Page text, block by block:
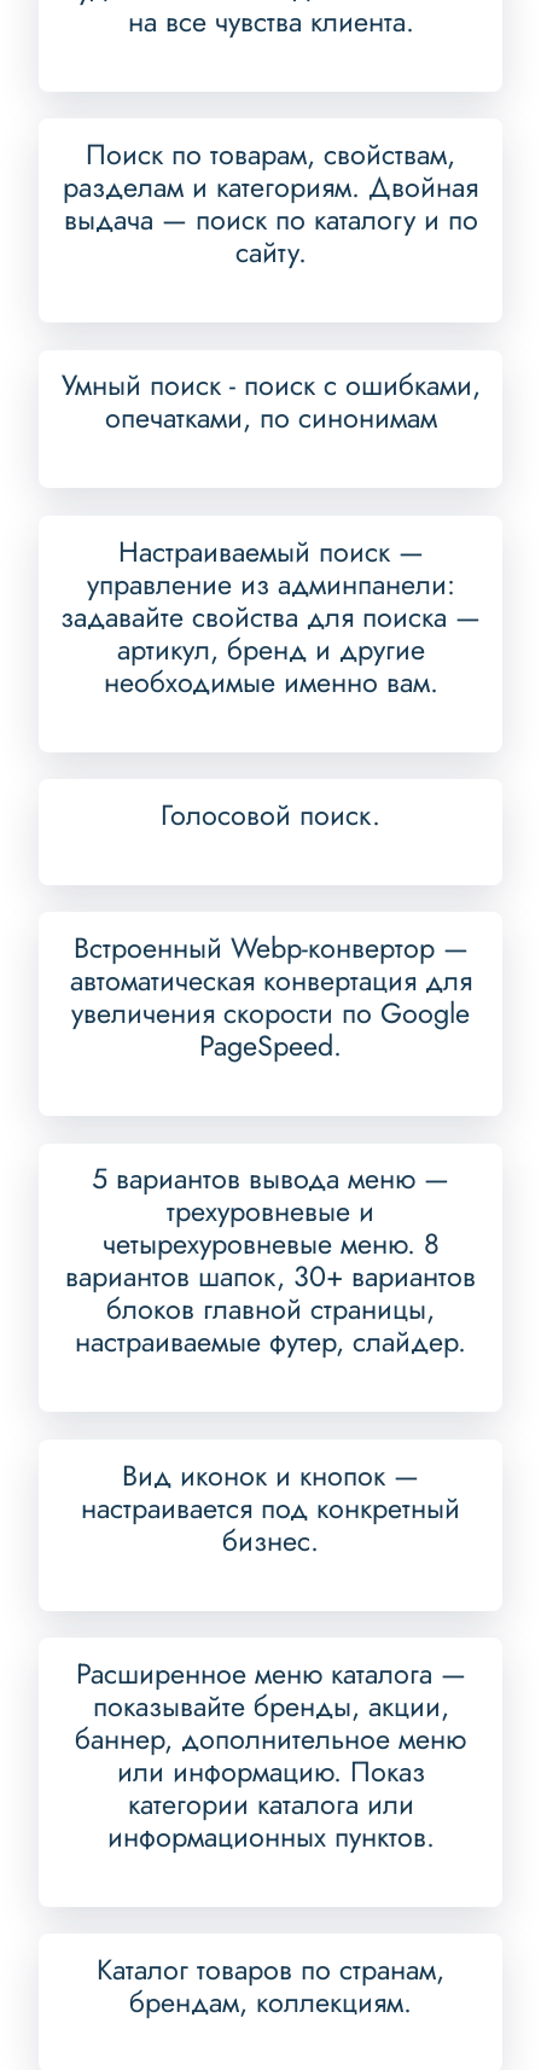
на все чувства клиента.
Поиск по товарам, свойствам,
разделам и категориям. Двойная
выдача — поиск по каталогу и по
сайту.
Умный поиск - поиск с ошибками,
опечатками, по синонимам
Настраиваемый поиск —
управление из админпанели:
задавайте свойства для поиска —
артикул, бренд и другие
необходимые именно вам.
Голосовой поиск.
Встроенный Webp-конвертор —
автоматическая конвертация для
увеличения скорости по Google
PageSpeed.
5 вариантов вывода меню —
трехуровневые и
четырехуровневые меню. 8
вариантов шапок, 30+ вариантов
блоков главной страницы,
настраиваемые футер, слайдер.
Вид иконок и кнопок —
настраивается под конкретный
бизнес.
Расширенное меню каталога —
показывайте бренды, акции,
баннер, дополнительное меню
или информацию. Показ
категории каталога или
информационных пунктов.
Каталог товаров по странам,
брендам, коллекциям.